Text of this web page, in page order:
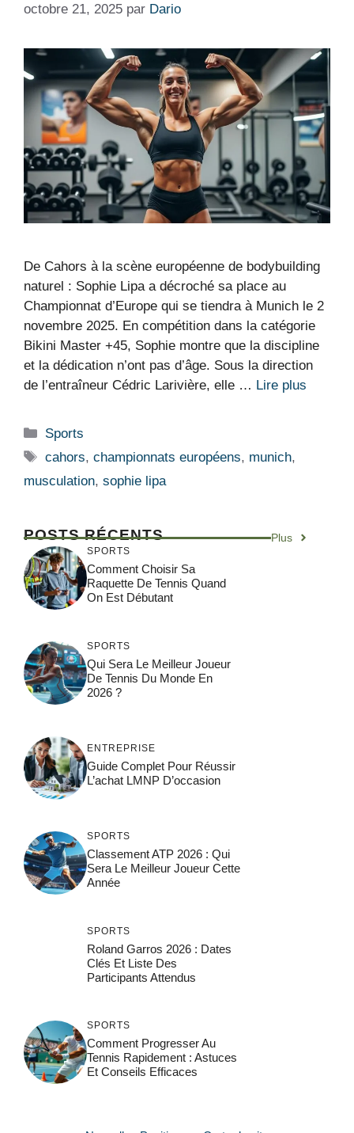
octobre 21, 2025 par Dario
De Cahors à la scène européenne de bodybuilding
naturel : Sophie Lipa a décroché sa place au
Championnat d’Europe qui se tiendra à Munich le 2
novembre 2025. En compétition dans la catégorie
Bikini Master +45, Sophie montre que la discipline
et la dédication n’ont pas d’âge. Sous la direction
de l’entraîneur Cédric Larivière, elle … Lire plus
Catégories
Sports
Étiquettes
cahors,championnats européens, munich,
musculation, sophie lipa
POSTS RÉCENTS Plus
SPORTS
Comment Choisir Sa
Raquette De Tennis Quand
On Est Débutant
SPORTS
Qui Sera Le Meilleur Joueur
De Tennis Du Monde En
2026 ?
ENTREPRISE
Guide Complet Pour Réussir
L’achat LMNP D’occasion
SPORTS
Classement ATP 2026 : Qui
Sera Le Meilleur Joueur Cette
Année
SPORTS
Roland Garros 2026 : Dates
Clés Et Liste Des
Participants Attendus
SPORTS
Comment Progresser Au
Tennis Rapidement : Astuces
Et Conseils Efficaces